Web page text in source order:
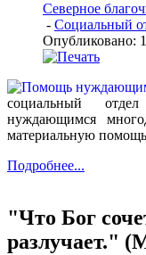
Северное
- Социальный
Опубликовано:
социальный
нуждающимся
материальную
Подробнее...
"Что Бог
разлучает."